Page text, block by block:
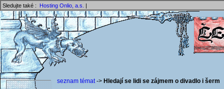
Sledujte také : Hosting Onlio, a.s. |
seznam témat-> Hledají se lidi se zájmem o divadlo i šerm